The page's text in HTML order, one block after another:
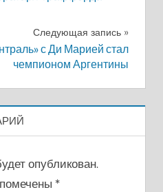
Следующая запись
с Ди Марией стал
чемпионом Аргентины
опубликован.
*